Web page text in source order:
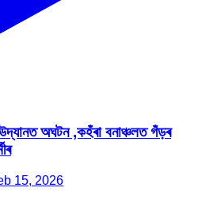
উদ্যানত অঘটন ,কহঁৰা বনাঞ্চলত গঁড়ৰ
15, 2026